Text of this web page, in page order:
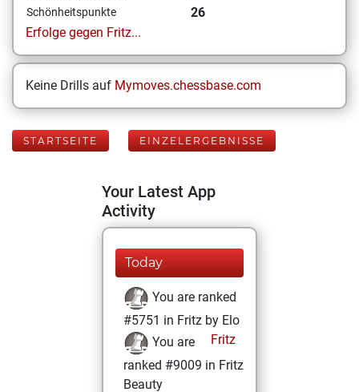
Schönheitspunkte
26
Erfolge gegen Fritz...
Keine Drills auf Mymoves.chessbase.com
STARTSEITE EINZELERGEBNISSE
Your Latest App
Activity
Today
You are ranked
#5751 in Fritz by Elo
Fritz
You are
ranked #9009 in Fritz
Beauty